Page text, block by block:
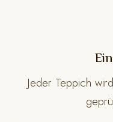
Jeder Teppich